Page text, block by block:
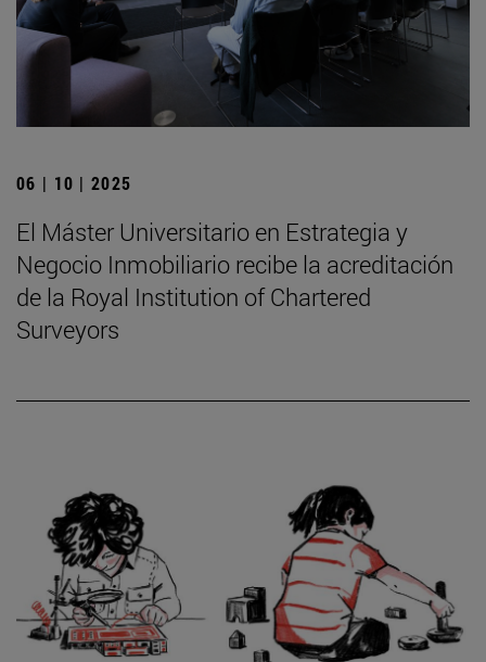
06 | 10 | 2025
El Máster Universitario en Estrategia y
Negocio Inmobiliario recibe la acreditación
de la Royal Institution of Chartered
Surveyors